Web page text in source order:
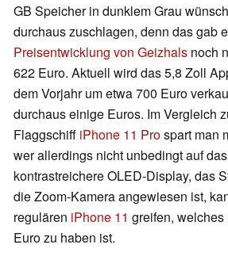
GB Speicher in dunklem Grau
durchaus zuschlagen, denn das gab
Preisentwicklung von Geizhals noch
622 Euro. Aktuell wird das 5,8 Zoll
dem Vorjahr um etwa 700 Euro
durchaus einige Euros. Im Vergleich
Flaggschiff iPhone 11 Prospart man
wer allerdings nicht unbedingt auf
kontrastreichere OLED-Display, das
die Zoom-Kamera angewiesen ist,
regulären iPhone 11 greifen,
Euro zu haben ist.